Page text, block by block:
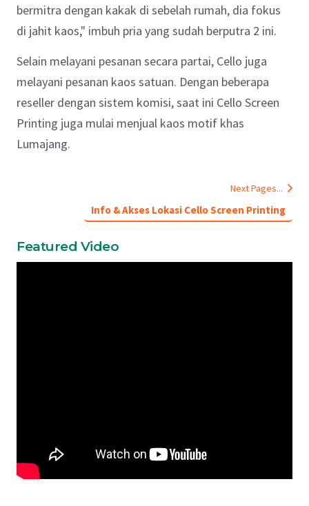
bermitra dengan kakak di sebelah rumah, dia fokus
di jahit kaos," imbuh pria yang sudah berputra 2 ini.
Selain melayani pesanan secara partai, Cello juga
melayani pesanan kaos satuan. Dengan beberapa
reseller dengan sistem komisi, saat ini Cello Screen
Printing juga mulai menjual kaos motif khas
Lumajang.
Next Pages...
Info & Akses Lokasi Cello Screen Printing
Featured Video